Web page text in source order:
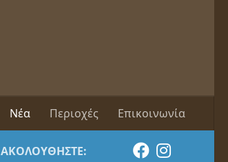
Νέα Περιοχές Επικοινωνία
ΑΚΟΛΟΥΘΉΣΤΕ: